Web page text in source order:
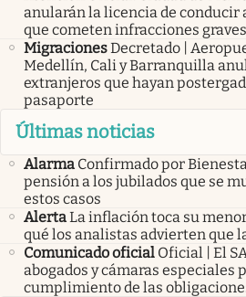
anularán la licencia de conducir
que cometen infracciones graves
MigracionesDecretado |
Medellín, Cali y Barranquilla
extranjeros que hayan
pasaporte
Últimas noticias
Alarma Confirmado por
pensión a los jubilados que se
estos casos
AlertaLa inflación toca su
qué los analistas advierten que
Comunicado oficial Oficial | El
abogados y cámaras especiales
cumplimiento de las